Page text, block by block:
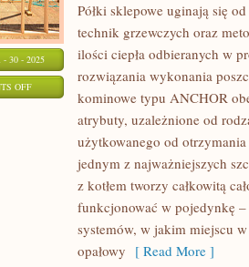
30 - 2025
OFFON
Półki sklepowe uginają się
technik grzewczych oraz
ilości ciepła odbieranych w
rozwiązania wykonania
kominowe typu ANCHOR
atrybuty, uzależnione od
użytkowanego od
jednym z najważniejszych
z kotłem tworzy całkowitą
funkcjonować w pojedynkę
systemów, w jakim miejscu
opałowy [ Read More ]